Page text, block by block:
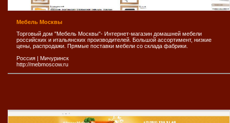
Мебель Москвы
Торговый дом "Мебель Москвы"- Интернет-магазин домашней мебели
российских и итальянских производителей. Большой ассортимент, низкие
цены, распродажи. Прямые поставки мебели со склада фабрики.
Россия
Мичуринск
http://mebmoscow.ru